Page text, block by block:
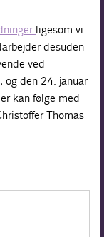
ligesom vi
desuden
ved
og den 24. januar
kan følge med
Thomas